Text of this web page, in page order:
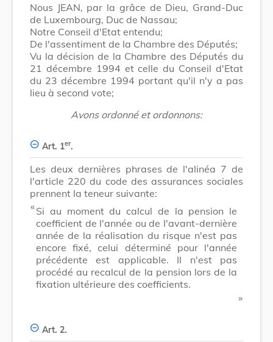
Nous JEAN, par la grâce de Dieu, Grand-Duc
de Luxembourg, Duc de Nassau;
Notre Conseil d'Etat entendu;
De l'assentiment de la Chambre des Députés;
Vu la décision de la Chambre des Députés du
21 décembre 1994 et celle du Conseil d'Etat
du 23 décembre 1994 portant qu'il n'y a pas
lieu à second vote;
Avons ordonné et ordonnons:
Art. 1er.
Les deux dernières phrases de l'alinéa 7 de
l'article 220 du code des assurances sociales
prennent la teneur suivante:
«Si au moment du calcul de la pension le
coefficient de l'année ou de l'avant-dernière
année de la réalisation du risque n'est pas
encore fixé, celui déterminé pour l'année
précédente est applicable. Il n'est pas
procédé au recalcul de la pension lors de la
fixation ultérieure des coefficients.
»
Art. 2.